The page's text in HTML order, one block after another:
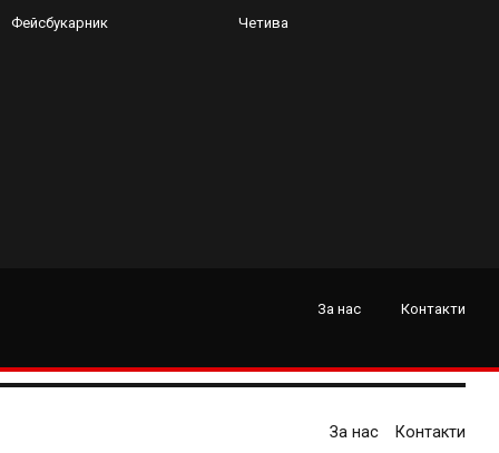
Фейсбукарник Четива
За нас Контакти
За нас Контакти